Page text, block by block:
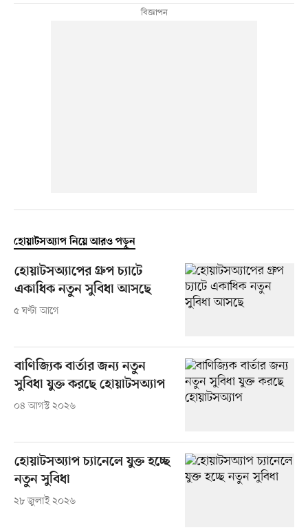
হোয়াটসঅ্যাপ নিয়ে আরও পড়ুন
হোয়াটসঅ্যাপের গ্রুপ চ্যাটে
একাধিক নতুন সুবিধা আসছে
৫ ঘণ্টা আগে
বাণিজ্যিক বার্তার জন্য নতুন
সুবিধা যুক্ত করছে হোয়াটসঅ্যাপ
০৪ আগস্ট ২০২৬
হোয়াটসঅ্যাপ চ্যানেলে যুক্ত হচ্ছে
নতুন সুবিধা
২৮ জুলাই ২০২৬